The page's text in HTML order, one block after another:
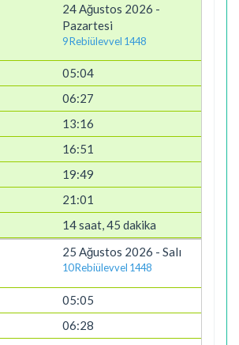
24 Ağustos 2026 -
Pazartesi
9 Rebiülevvel 1448
05:04
06:27
13:16
16:51
19:49
21:01
14 saat, 45 dakika
25 Ağustos 2026 - Salı
10 Rebiülevvel 1448
05:05
06:28